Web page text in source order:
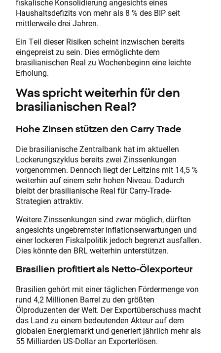
fiskalische Konsolidierung angesichts eines
Haushaltsdefizits von mehr als 8 % des BIP seit
mittlerweile drei Jahren.
Ein Teil dieser Risiken scheint inzwischen bereits
eingepreist zu sein. Dies ermöglichte dem
brasilianischen Real zu Wochenbeginn eine leichte
Erholung.
Was spricht weiterhin für den
brasilianischen Real?
Hohe Zinsen stützen den Carry Trade
Die brasilianische Zentralbank hat im aktuellen
Lockerungszyklus bereits zwei Zinssenkungen
vorgenommen. Dennoch liegt der Leitzins mit 14,5 %
weiterhin auf einem sehr hohen Niveau. Dadurch
bleibt der brasilianische Real für Carry-Trade-
Strategien attraktiv.
Weitere Zinssenkungen sind zwar möglich, dürften
angesichts ungebremster Inflationserwartungen und
einer lockeren Fiskalpolitik jedoch begrenzt ausfallen.
Dies könnte den BRL weiterhin unterstützen.
Brasilien profitiert als Netto-Ölexporteur
Brasilien gehört mit einer täglichen Fördermenge von
rund 4,2 Millionen Barrel zu den größten
Ölproduzenten der Welt. Der Exportüberschuss macht
das Land zu einem bedeutenden Akteur auf dem
globalen Energiemarkt und generiert jährlich mehr als
55 Milliarden US-Dollar an Exporterlösen.